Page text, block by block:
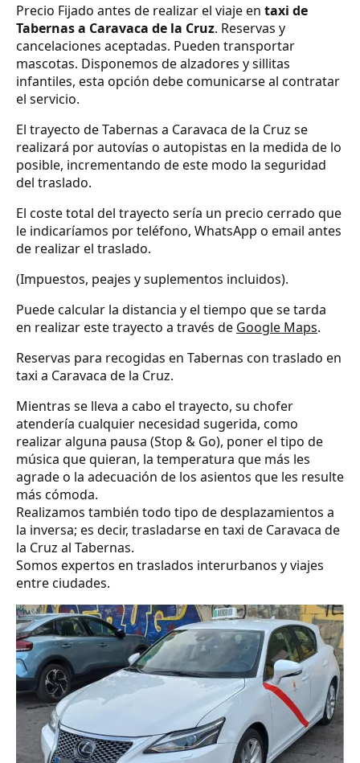
Precio Fijado antes de realizar el viaje en taxi de
Tabernas a Caravaca de la Cruz. Reservas y
cancelaciones aceptadas. Pueden transportar
mascotas. Disponemos de alzadores y sillitas
infantiles, esta opción debe comunicarse al contratar
el servicio.
El trayecto de Tabernas a Caravaca de la Cruz se
realizará por autovías o autopistas en la medida de lo
posible, incrementando de este modo la seguridad
del traslado.
El coste total del trayecto sería un precio cerrado que
le indicaríamos por teléfono, WhatsApp o email antes
de realizar el traslado.
(Impuestos, peajes y suplementos incluidos).
Puede calcular la distancia y el tiempo que se tarda
en realizar este trayecto a través de Google Maps.
Reservas para recogidas en Tabernas con traslado en
taxi a Caravaca de la Cruz.
Mientras se lleva a cabo el trayecto, su chofer
atendería cualquier necesidad sugerida, como
realizar alguna pausa (Stop & Go), poner el tipo de
música que quieran, la temperatura que más les
agrade o la adecuación de los asientos que les resulte
más cómoda.
Realizamos también todo tipo de desplazamientos a
la inversa; es decir, trasladarse en taxi de Caravaca de
la Cruz al Tabernas.
Somos expertos en traslados interurbanos y viajes
entre ciudades.